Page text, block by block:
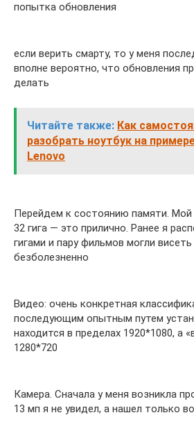
попытка обновления
если верить смарту, то у меня
вполне вероятно, что обновления
делать
Читайте также: Как
разобрать ноутбук на
Lenovo
Перейдем к состоянию памяти. Мой
32 гига — это прилично. Ранее я
гигами и пару фильмов могли
безболезненно
Видео: очень конкретная
последующим опытным путем
находится в пределах 1920*1080, а
1280*720
Камера. Сначала у меня возникла
13 мп я не увидел, а нашел только